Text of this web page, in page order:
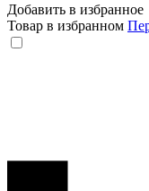
Добавить в избранное
Товар в избранном